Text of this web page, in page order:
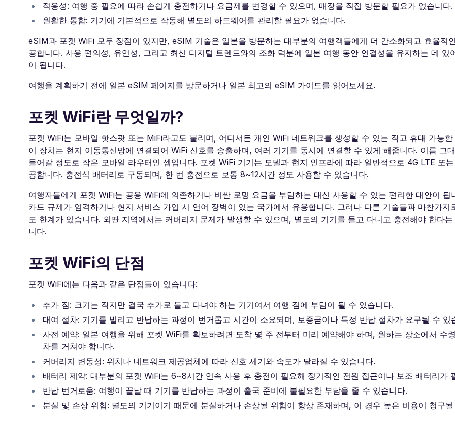
적응성: 여행 중 필요에 따라 손쉽게 충전하거나 요금제를 변경할 수 있으며, 매장을 직접 방문할 필요가 없습니다.
원활한 통합: 기기에 기본적으로 작동해 별도의 하드웨어를 관리할 필요가 없습니다.
eSIM과 포켓 WiFi 모두 장점이 있지만, eSIM 기술은 일본을 방문하는 대부분의 여행객들에게 더 간소화되고 효율적
공합니다. 사용 편의성, 유연성, 그리고 최신 디지털 트렌드와의 조화 덕분에 일본 여행 동안 연결성을 유지하는 데 있
이 됩니다.
여행을 계획하기 전에 일본 eSIM 페이지를 방문하거나 일본 최고의 eSIM 가이드를 읽어보세요.
포켓 WiFi란 무엇일까?
포켓 WiFi는 모바일 핫스팟 또는 MiFi라고도 불리며, 어디서든 개인 WiFi 네트워크를 생성할 수 있는 작고 휴대 가능한
이 장치는 현지 이동통신망에 연결되어 WiFi 신호를 송출하며, 여러 기기를 동시에 연결할 수 있게 해줍니다. 이름 그
들어갈 정도로 작은 모바일 라우터인 셈입니다. 포켓 WiFi 기기는 모델과 현지 인프라에 따라 일반적으로 4G LTE 또
공합니다. 충전식 배터리로 구동되며, 한 번 충전으로 보통 8~12시간 정도 사용할 수 있습니다.
여행자들에게 포켓 WiFi는 공용 WiFi에 의존하거나 비싼 로밍 요금을 부담하는 대신 사용할 수 있는 편리한 대안이 됩
카드 규제가 엄격하거나 현지 서비스 가입 시 언어 장벽이 있는 국가에서 유용합니다. 그러나 다른 기술들과 마찬가지
도 한계가 있습니다. 외딴 지역에서는 커버리지 문제가 발생할 수 있으며, 별도의 기기를 들고 다니고 충전해야 한다
니다.
포켓 WiFi의 단점
포켓 WiFi에는 다음과 같은 단점들이 있습니다:
추가 짐: 크기는 작지만 결국 추가로 들고 다녀야 하는 기기여서 여행 짐에 부담이 될 수 있습니다.
대여 절차: 기기를 빌리고 반납하는 과정이 번거롭고 시간이 소요되며, 보증금이나 특정 반납 절차가 요구될 수 있
사전 예약: 일본 여행을 위해 포켓 WiFi를 확보하려면 도착 몇 주 전부터 미리 예약해야 하며, 원하는 장소에서 수
차를 거쳐야 합니다.
커버리지 변동성: 위치나 네트워크 제공업체에 따라 신호 세기와 속도가 달라질 수 있습니다.
배터리 제약: 대부분의 포켓 WiFi는 6~8시간 연속 사용 후 충전이 필요해 정기적인 전원 접근이나 보조 배터리가
반납 번거로움: 여행이 끝날 때 기기를 반납하는 과정이 출국 준비에 불필요한 부담을 줄 수 있습니다.
분실 및 손상 위험: 별도의 기기이기 때문에 분실하거나 손상될 위험이 항상 존재하며, 이 경우 높은 비용이 청구